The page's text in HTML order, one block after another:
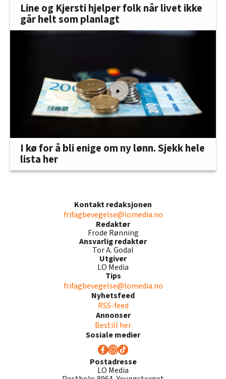
Line og Kjersti hjelper folk når livet ikke
går helt som planlagt
I kø for å bli enige om ny lønn. Sjekk hele
lista her
Kontakt redaksjonen
frifagbevegelse@lomedia.no
Redaktør
Frode Rønning
Ansvarlig redaktør
Tor A. Godal
Utgiver
LO Media
Tips
frifagbevegelse@lomedia.no
Nyhetsfeed
RSS-feed
Annonser
Bestill her
Sosiale medier
Postadresse
LO Media